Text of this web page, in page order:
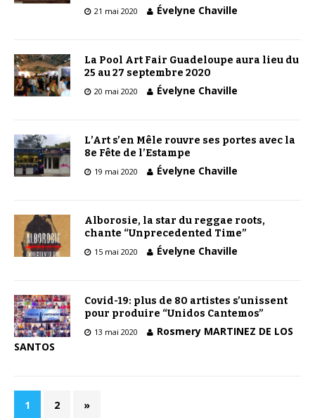
21 mai 2020 Évelyne Chaville
La Pool Art Fair Guadeloupe aura lieu du
25 au 27 septembre 2020
20 mai 2020 Évelyne Chaville
L’Art s’en Mêle rouvre ses portes avec la
8e Fête de l’Estampe
19 mai 2020 Évelyne Chaville
Alborosie, la star du reggae roots,
chante “Unprecedented Time”
15 mai 2020 Évelyne Chaville
Covid-19: plus de 80 artistes s’unissent
pour produire “Unidos Cantemos”
13 mai 2020
Rosmery MARTINEZ DE LOS
SANTOS
1 2 »